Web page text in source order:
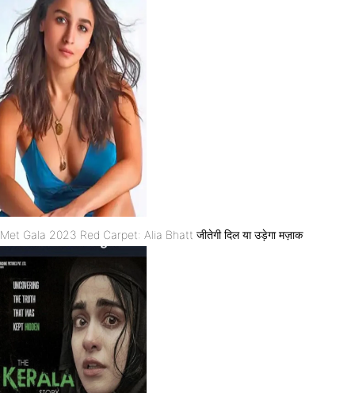
Met Gala 2023 Red Carpet: Alia Bhatt जीतेगी दिल या उड़ेगा मज़ाक